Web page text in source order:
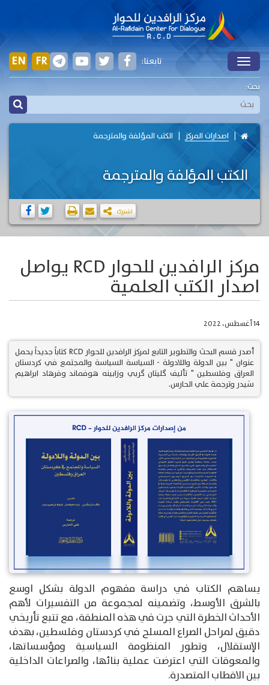
Toggle
EN FR تابعنا:
بحث:
اصدارات المركز الكتب المؤلفة والمترجمة
الكتب المؤلفة والمترجمة
اشترك
مركز الرافدين للحوار RCD يواصل
اصدار الكتب العلمية
14 أغسطس، 2022
أصدر قسم البحث والتطوير التابع لمركز الرافدين للحوار RCD كتاباً جديداً يحمل
عنوان " بين الدولة واللادولة - السياسة السياسة والمجتمع في كردستان
العراق وفلسطين " تأليف گليتان گربي وزابينه هوفماند وفرهاد ابراهيم
سَيدر وترجمة علي الحارس.
يساهم الكتاب في دراسة مفهوم الدولة بشكل اوسع
بالشرق الأوسط، وتضمينه لمجموعة من التفسيرات لأهم
الأحداث الخطرة التي جرت في هذه المنطقة، مع تتبع تأريخي
دقيق لمراحل الصراع المسلح في كردستان وفلسطين، بهدف
الإستقلال، وتطور المنظومة السياسية ومؤسساتها،
والمعوقات التي اعترضت عملية بنائها، والصراعات الداخلية
بين الاقطاب المتصدرة.